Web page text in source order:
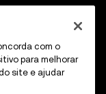
com o
para melhorar
site e ajudar